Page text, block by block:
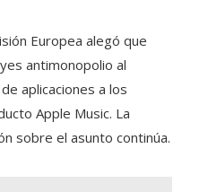
Europea alegó que
antimonopolio al
aplicaciones a los
Apple Music. La
sobre el asunto continúa.